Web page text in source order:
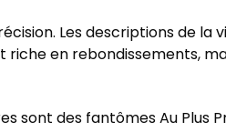
Les descriptions de la
riche en rebondissements,
sont des fantômes Au Plus